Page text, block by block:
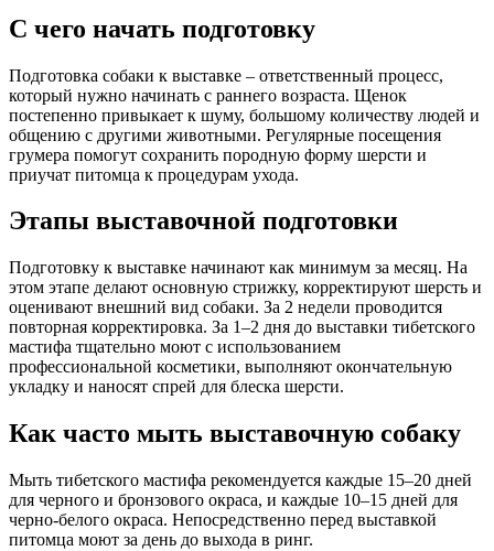
С чего начать подготовку
Подготовка собаки к выставке – ответственный процесс,
который нужно начинать с раннего возраста. Щенок
постепенно привыкает к шуму, большому количеству людей и
общению с другими животными. Регулярные посещения
грумера помогут сохранить породную форму шерсти и
приучат питомца к процедурам ухода.
Этапы выставочной подготовки
Подготовку к выставке начинают как минимум за месяц. На
этом этапе делают основную стрижку, корректируют шерсть и
оценивают внешний вид собаки. За 2 недели проводится
повторная корректировка. За 1–2 дня до выставки тибетского
мастифа тщательно моют с использованием
профессиональной косметики, выполняют окончательную
укладку и наносят спрей для блеска шерсти.
Как часто мыть выставочную собаку
Мыть тибетского мастифа рекомендуется каждые 15–20 дней
для черного и бронзового окраса, и каждые 10–15 дней для
черно-белого окраса. Непосредственно перед выставкой
питомца моют за день до выхода в ринг.